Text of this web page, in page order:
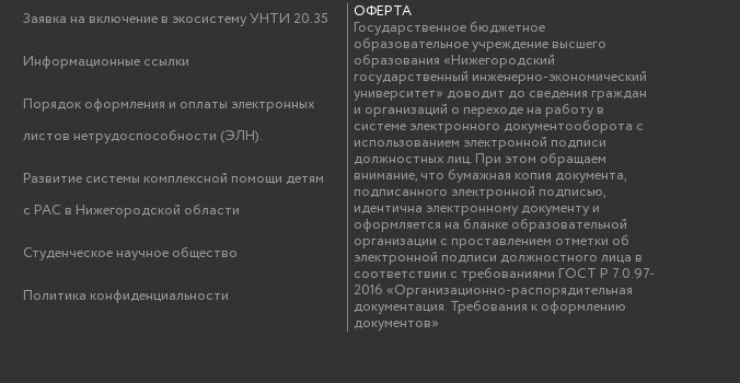
Заявка на включение в экосистему УНТИ 20.35
Информационные ссылки
Порядок оформления и оплаты электронных
листов нетрудоспособности (ЭЛН).
Развитие системы комплексной помощи детям
с РАС в Нижегородской области
Студенческое научное общество
Политика конфиденциальности
ОФЕРТА
Государственное бюджетное
образовательное учреждение высшего
образования «Нижегородский
государственный инженерно-экономический
университет» доводит до сведения граждан
и организаций о переходе на работу в
системе электронного документооборота с
использованием электронной подписи
должностных лиц. При этом обращаем
внимание, что бумажная копия документа,
подписанного электронной подписью,
идентична электронному документу и
оформляется на бланке образовательной
организации с проставлением отметки об
электронной подписи должностного лица в
соответствии с требованиями ГОСТ Р 7.0.97-
2016 «Организационно-распорядительная
документация. Требования к оформлению
документов»